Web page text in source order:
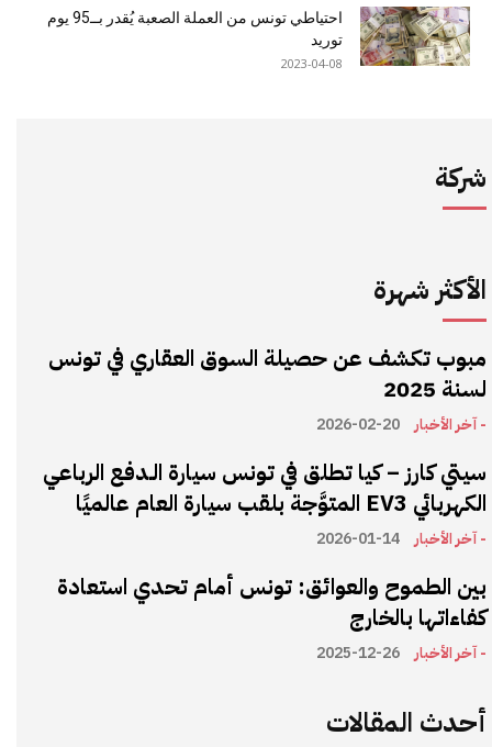
احتياطي تونس من العملة الصعبة يُقدر بــ95 يوم
توريد
2023-04-08
شركة
الأكثر شهرة
مبوب تكشف عن حصيلة السوق العقاري في تونس
لسنة 2025
- آخر الأخبار 2026-02-20
سيتي كارز – كيا تطلق في تونس سيارة الـدفع الرباعي
الكهربائي EV3 المتوَّجة بلقب سيارة العام عالميًا
- آخر الأخبار 2026-01-14
بين الطموح والعوائق: تونس أمام تحدي استعادة
كفاءاتها بالخارج
- آخر الأخبار 2025-12-26
أحدث المقالات